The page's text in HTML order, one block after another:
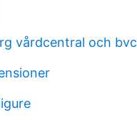
vårdcentral och bvc